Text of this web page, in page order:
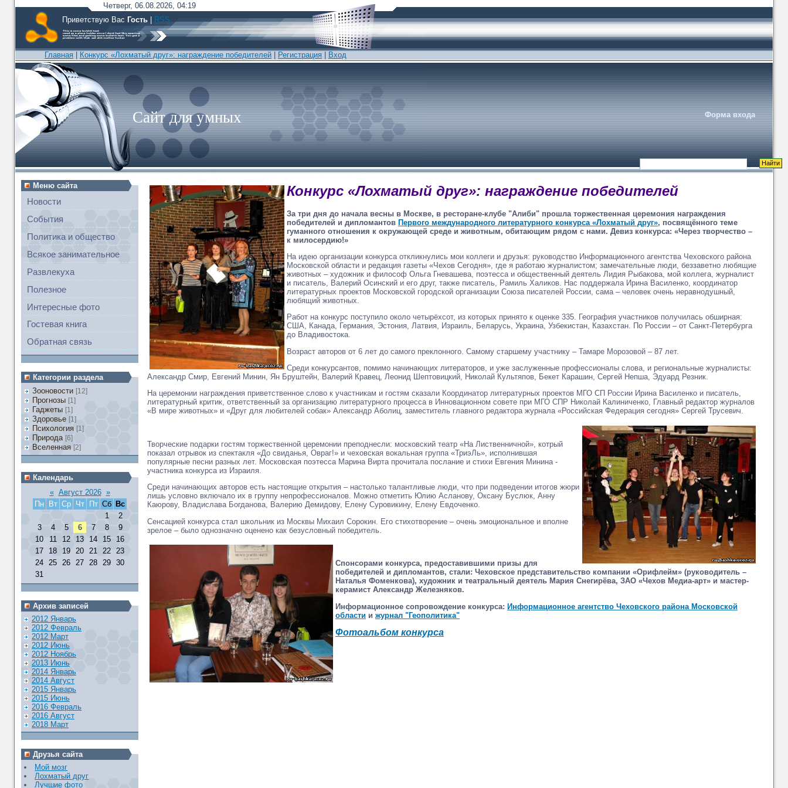
Четверг, 06.08.2026, 04:19
Приветствую Вас Гость RSS
Главная Конкурс «Лохматый друг»: награждение победителей Регистрация Вход
Сайт для умных Форма входа
Меню сайта
Новости
События
Политика и общество
Всякое занимательное
Развлекуха
Полезное
Интересные фото
Гостевая книга
Обратная связь
Категории раздела
Зооновости [12]
Прогнозы [1]
Гаджеты [1]
Здоровье [1]
Психология [1]
Природа [6]
Вселенная [2]
Календарь
« Август 2026 »
Пн
Вт Ср Чт Пт Сб Вс
1
2
3
4 5 6 7 8
9
10
11 12 13 14 15
16
17
18 19 20 21 22 23
24 25 26 27 28 29 30
31
Архив записей
2012 Январь
2012 Февраль
2012 Март
2012 Июнь
2012 Ноябрь
2013 Июнь
2014 Январь
2014 Август
2015 Январь
2015 Июнь
2016 Февраль
2016 Август
2018 Март
Друзья сайта
Мой мозг
Лохматый друг
Лучшие фото
Конкурс «Лохматый друг»: награждение победителей
За три дня до начала весны в Москве, в ресторане-клубе "Алиби" прошла торжественная церемония награждения
победителей и дипломантов Первого международного литературного конкурса «Лохматый друг», посвящённого теме
гуманного отношения к окружающей среде и животным, обитающим рядом с нами. Девиз конкурса: «Через творчество –
к милосердию!»
На идею организации конкурса откликнулись мои коллеги и друзья: руководство Информационного агентства Чеховского района
Московской области и редакция газеты «Чехов Сегодня», где я работаю журналистом; замечательные люди, беззаветно любящие
животных – художник и философ Ольга Гневашева, поэтесса и общественный деятель Лидия Рыбакова, мой коллега, журналист
и писатель, Валерий Осинский и его друг, также писатель, Рамиль Халиков. Нас поддержала Ирина Василенко, координатор
литературных проектов Московской городской организации Союза писателей России, сама – человек очень неравнодушный,
любящий животных.
Работ на конкурс поступило около четырёхсот, из которых принято к оценке 335. География участников получилась обширная:
США, Канада, Германия, Эстония, Латвия, Израиль, Беларусь, Украина, Узбекистан, Казахстан. По России – от Санкт-Петербурга
до Владивостока.
Возраст авторов от 6 лет до самого преклонного. Самому старшему участнику – Тамаре Морозовой – 87 лет.
Среди конкурсантов, помимо начинающих литераторов, и уже заслуженные профессионалы слова, и региональные журналисты:
Александр Смир, Евгений Минин, Ян Бруштейн, Валерий Кравец, Леонид Шептовицкий, Николай Культяпов, Бекет Карашин, Сергей Непша, Эдуард Резник.
На церемонии награждения приветственное слово к участникам и гостям сказали Координатор литературных проектов МГО СП России Ирина Василенко и писатель,
литературный критик, ответственный за организацию литературного процесса в Инновационном совете при МГО СПР Николай Калиниченко, Главный редактор журналов
«В мире животных» и «Друг для любителей собак» Александр Аболиц, заместитель главного редактора журнала «Российская Федерация сегодня» Сергей Трусевич.
Творческие подарки гостям торжественной церемонии преподнесли: московский театр «На Лиственничной», котрый
показал отрывок из спектакля «До свиданья, Овраг!» и чеховская вокальная группа «ТриэЛь», исполнившая
популярные песни разных лет. Московская поэтесса Марина Вирта прочитала послание и стихи Евгения Минина -
участника конкурса из Израиля.
Среди начинающих авторов есть настоящие открытия – настолько талантливые люди, что при подведении итогов жюри
лишь условно включало их в группу непрофессионалов. Можно отметить Юлию Асланову, Оксану Буслюк, Анну
Каюрову, Владислава Богданова, Валерию Демидову, Елену Суровикину, Елену Евдоченко.
Сенсацией конкурса стал школьник из Москвы Михаил Сорокин. Его стихотворение – очень эмоциональное и вполне
зрелое – было однозначно оценено как безусловный победитель.
Спонсорами конкурса, предоставившими призы для
победителей и дипломантов, стали: Чеховское представительство компании «Орифлейм» (руководитель –
Наталья Фоменкова), художник и театральный деятель Мария Снегирёва, ЗАО «Чехов Медиа-арт» и мастер-
керамист Александр Железняков.
Информационное сопровождение конкурса: Информационное агентство Чеховского района Московской
области и журнал "Геополитика"
Фотоальбом конкурса